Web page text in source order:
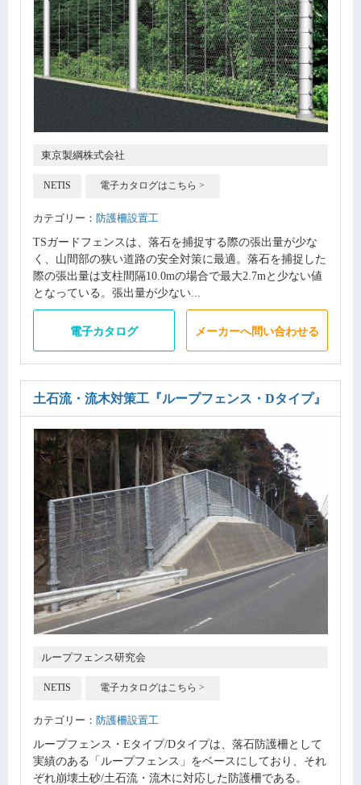
東京製綱株式会社
NETIS 電子カタログはこちら >
カテゴリー： 防護柵設置工
TSガードフェンスは、落石を捕捉する際の張出量が少な
く、山間部の狭い道路の安全対策に最適。落石を捕捉した
際の張出量は支柱間隔10.0mの場合で最大2.7mと少ない値
となっている。張出量が少ない...
電子カタログ メーカーへ問い合わせる
土石流・流木対策工 『ループフェンス・Dタイプ』
ループフェンス研究会
NETIS 電子カタログはこちら >
カテゴリー： 防護柵設置工
ループフェンス・Eタイプ/Dタイプは、落石防護柵として
実績のある「ループフェンス」をベースにしており、それ
ぞれ崩壊土砂/土石流・流木に対応した防護柵である。